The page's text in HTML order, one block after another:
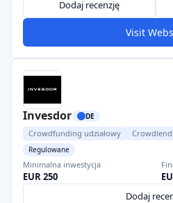
Dodaj recenzję
Visit
Invesdor DE
Crowdfunding udziałowy
Regulowane
Minimalna inwestycja
EUR 250
Dodaj